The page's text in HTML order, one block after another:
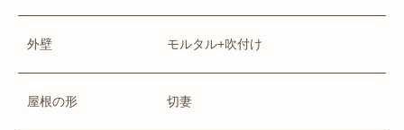
外壁 モルタル+吹付け
屋根の形 切妻